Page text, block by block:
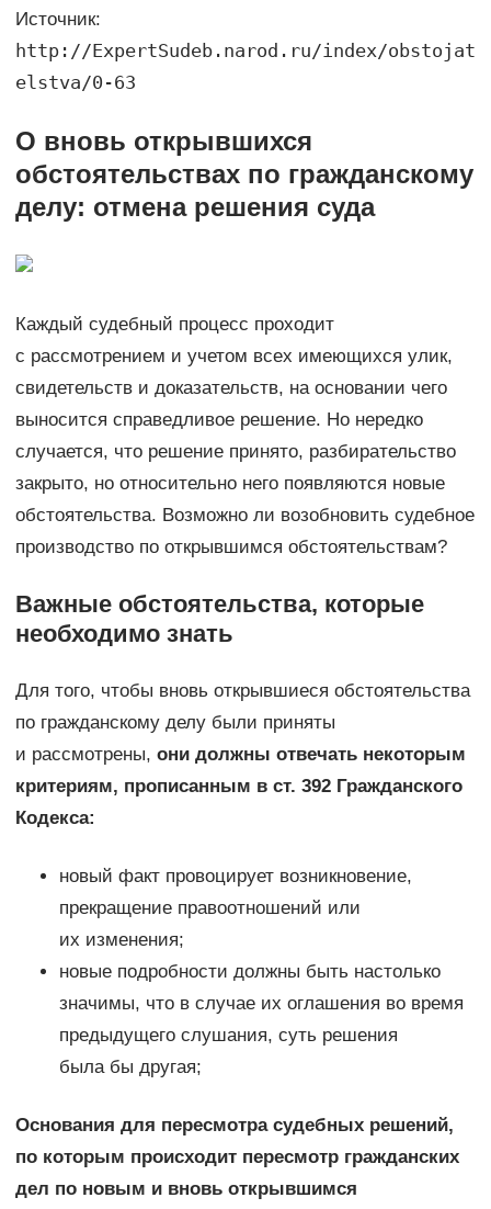
Источник:
http://ExpertSudeb.narod.ru/index/obstojat
elstva/0-63
О вновь открывшихся
обстоятельствах по гражданскому
делу: отмена решения суда
Каждый судебный процесс проходит
с рассмотрением и учетом всех имеющихся улик,
свидетельств и доказательств, на основании чего
выносится справедливое решение. Но нередко
случается, что решение принято, разбирательство
закрыто, но относительно него появляются новые
обстоятельства. Возможно ли возобновить судебное
производство по открывшимся обстоятельствам?
Важные обстоятельства, которые
необходимо знать
Для того, чтобы вновь открывшиеся обстоятельства
по гражданскому делу были приняты
и рассмотрены, они должны отвечать некоторым
критериям, прописанным в ст. 392 Гражданского
Кодекса:
новый факт провоцирует возникновение,
прекращение правоотношений или
их изменения;
новые подробности должны быть настолько
значимы, что в случае их оглашения во время
предыдущего слушания, суть решения
была бы другая;
Основания для пересмотра судебных решений,
по которым происходит пересмотр гражданских
дел по новым и вновь открывшимся